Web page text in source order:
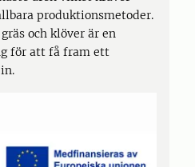
produktionsmetoder.
och klöver är en
för att få fram ett